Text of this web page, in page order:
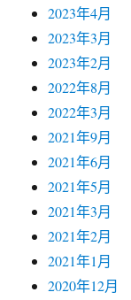
2023年4月
2023年3月
2023年2月
2022年8月
2022年3月
2021年9月
2021年6月
2021年5月
2021年3月
2021年2月
2021年1月
2020年12月